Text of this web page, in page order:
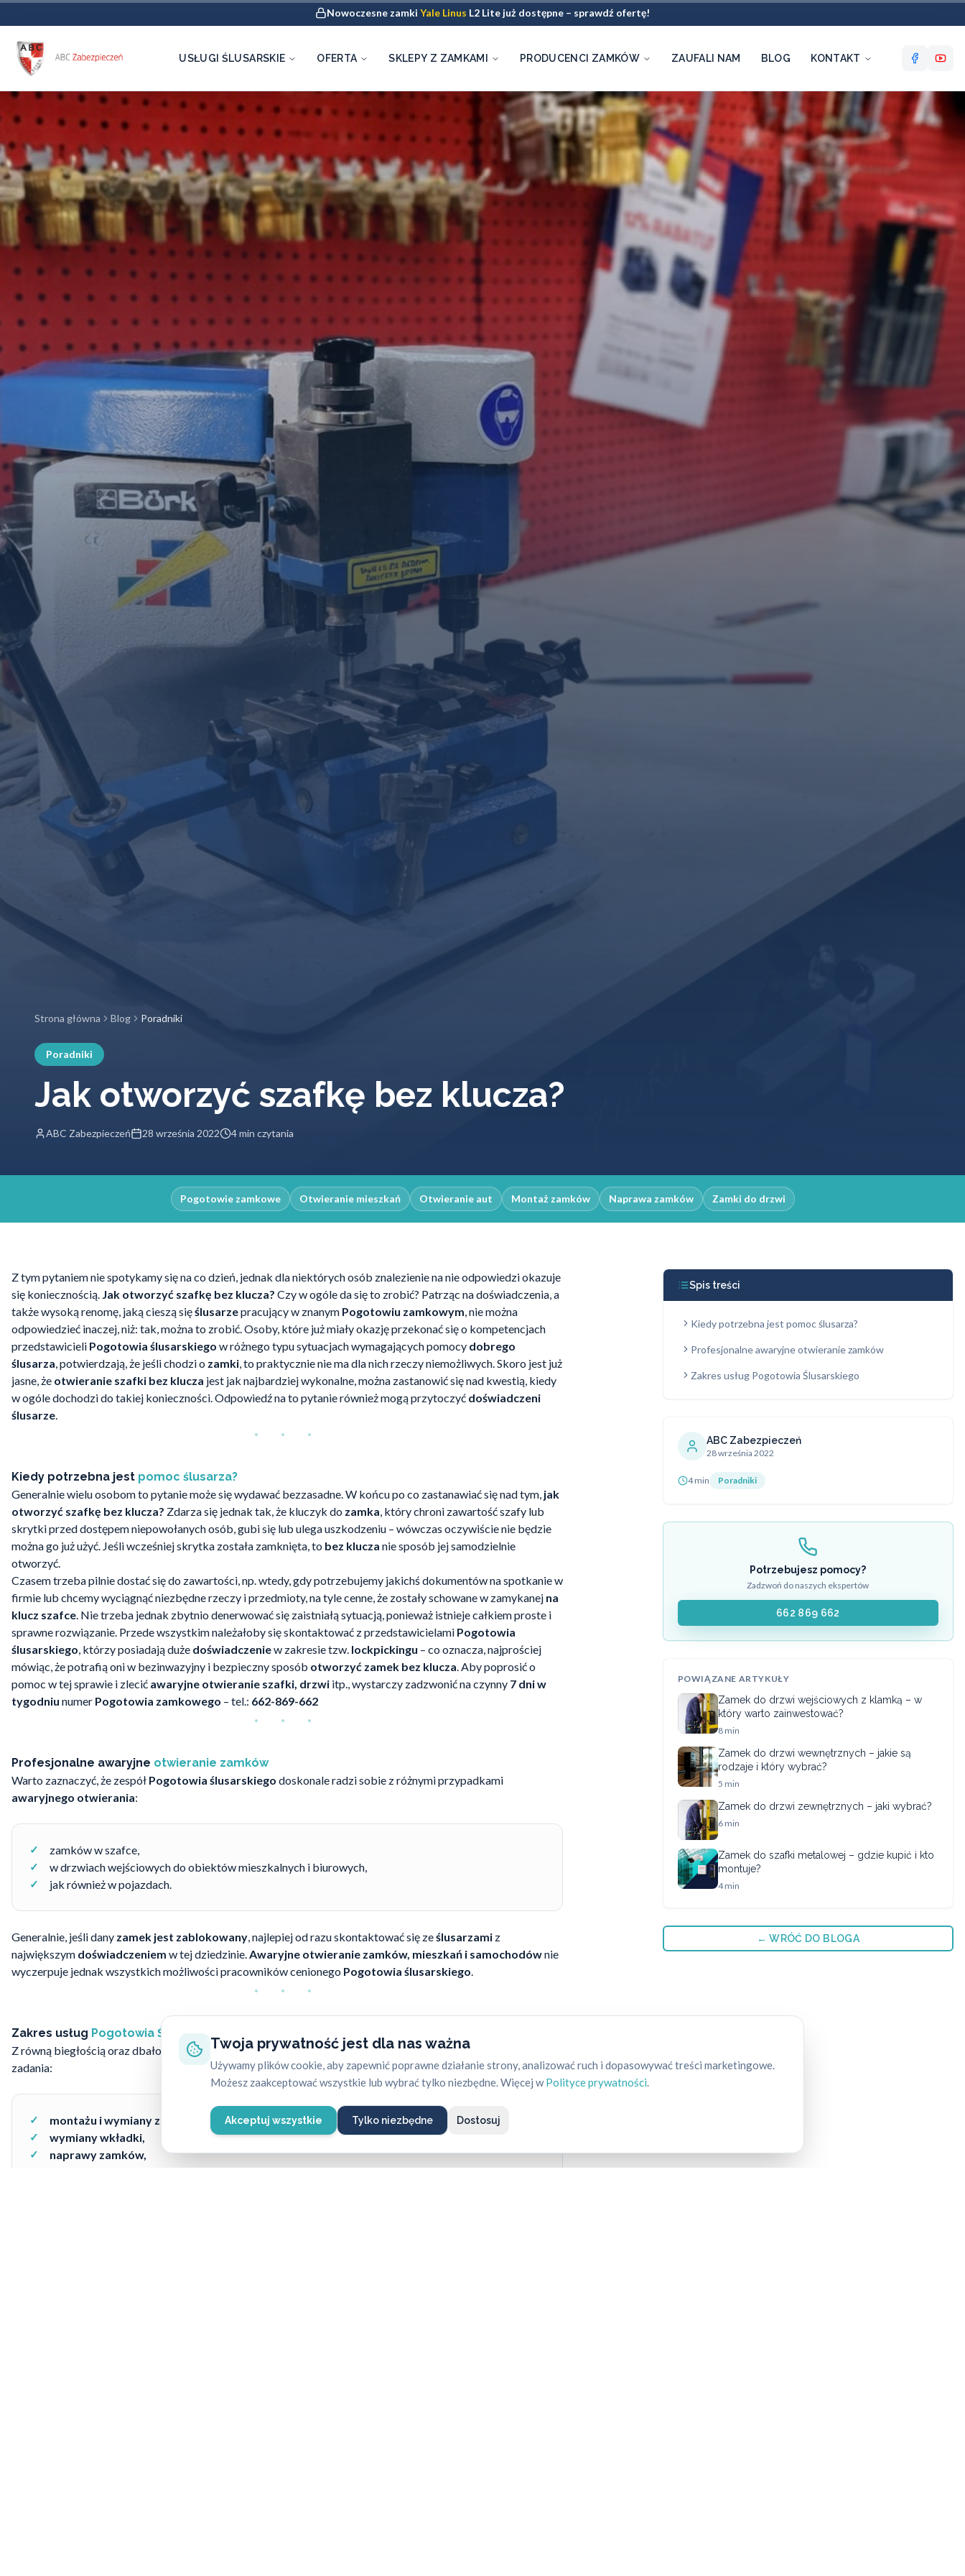
Twoja prywatność jest dla nas ważna
Używamy plików cookie, aby zapewnić poprawne działanie strony, analizować ruch i dopasowywać treści marketingowe.
Możesz zaakceptować wszystkie lub wybrać tylko niezbędne. Więcej wPolityce prywatności.
Akceptuj wszystkie Tylko niezbędne Dostosuj
Nowoczesne zamki Yale Linus L2 Lite już dostępne – sprawdź ofertę!
USŁUGI ŚLUSARSKIE OFERTA SKLEPY Z ZAMKAMI PRODUCENCI ZAMKÓW ZAUFALI NAM BLOG KONTAKT
Strona główna Blog Poradniki
Poradniki
Jak otworzyć szafkę bez klucza?
ABC Zabezpieczeń 28 września 2022 4 min czytania
Pogotowie zamkowe Otwieranie mieszkań Otwieranie aut Montaż zamków Naprawa zamków Zamki do drzwi
Z tym pytaniem nie spotykamy się na co dzień, jednak dla niektórych osób znalezienie na nie odpowiedzi okazuje
się koniecznością. Jak otworzyć szafkę bez klucza? Czy w ogóle da się to zrobić? Patrząc na doświadczenia, a
także wysoką renomę, jaką cieszą sięślusarzepracujący w znanym Pogotowiu zamkowym, nie można
odpowiedzieć inaczej, niż: tak, można to zrobić. Osoby, które już miały okazję przekonać się o kompetencjach
przedstawicieli Pogotowia ślusarskiego w różnego typu sytuacjach wymagających pomocy dobrego
ślusarza, potwierdzają, że jeśli chodzi o zamki, to praktycznie nie ma dla nich rzeczy niemożliwych. Skoro jest już
jasne, że otwieranie szafki bez klucza jest jak najbardziej wykonalne, można zastanowić się nad kwestią, kiedy
w ogóle dochodzi do takiej konieczności. Odpowiedź na to pytanie również mogą przytoczyć doświadczeni
ślusarze.
Kiedy potrzebna jest pomoc ślusarza?
Generalnie wielu osobom to pytanie może się wydawać bezzasadne. W końcu po co zastanawiać się nad tym, jak
otworzyć szafkę bez klucza? Zdarza się jednak tak, że kluczyk do zamka, który chroni zawartość szafy lub
skrytki przed dostępem niepowołanych osób, gubi się lub ulega uszkodzeniu – wówczas oczywiście nie będzie
można go już użyć. Jeśli wcześniej skrytka została zamknięta, to bez klucza nie sposób jej samodzielnie
otworzyć.
Czasem trzeba pilnie dostać się do zawartości, np. wtedy, gdy potrzebujemy jakichś dokumentów na spotkanie w
firmie lub chcemy wyciągnąć niezbędne rzeczy i przedmioty, na tyle cenne, że zostały schowane w zamykanej na
klucz szafce. Nie trzeba jednak zbytnio denerwować się zaistniałą sytuacją, ponieważ istnieje całkiem proste i
sprawne rozwiązanie. Przede wszystkim należałoby się skontaktować z przedstawicielami Pogotowia
ślusarskiego, którzy posiadają duże doświadczeniew zakresie tzw. lockpickingu – co oznacza, najprościej
mówiąc, że potrafią oni w bezinwazyjny i bezpieczny sposób otworzyć zamek bez klucza. Aby poprosić o
pomoc w tej sprawie i zlecić awaryjne otwieranie szafki, drzwi itp., wystarczy zadzwonić na czynny 7 dni w
tygodniu numer Pogotowia zamkowego – tel.: 662-869-662
Profesjonalne awaryjne otwieranie zamków
Warto zaznaczyć, że zespół Pogotowia ślusarskiego doskonale radzi sobie z różnymi przypadkami
awaryjnego otwierania:
zamków w szafce,
w drzwiach wejściowych do obiektów mieszkalnych i biurowych,
jak również w pojazdach.
Generalnie, jeśli dany zamek jest zablokowany, najlepiej od razu skontaktować się ześlusarzami z
największym doświadczeniem w tej dziedzinie.Awaryjne otwieranie zamków, mieszkań i samochodównie
wyczerpuje jednak wszystkich możliwości pracowników cenionego Pogotowia ślusarskiego.
Zakres usług Pogotowia Ślusarskiego
Z równą biegłością oraz dbałością obezpieczeństwo i komfort obsługiwanych osób wykonują oni codzienne
zadania:
montażu i wymiany zamków,
wymiany wkładki,
naprawy zamków,
i wielu innych zleceń, których realizacja jest możliwa7 dni w tygodniu.
Spis treści
Kiedy potrzebna jest pomoc ślusarza?
Profesjonalne awaryjne otwieranie zamków
Zakres usług Pogotowia Ślusarskiego
ABC Zabezpieczeń
28 września 2022
4 min Poradniki
Potrzebujesz pomocy?
Zadzwoń do naszych ekspertów
662 869 662
POWIĄZANE ARTYKUŁY
Zamek do drzwi wejściowych z klamką – w
który warto zainwestować?
8 min
Zamek do drzwi wewnętrznych – jakie są
rodzaje i który wybrać?
5 min
Zamek do drzwi zewnętrznych – jaki wybrać?
6 min
Zamek do szafki metalowej – gdzie kupić i kto
montuje?
4 min
← WRÓĆ DO BLOGA